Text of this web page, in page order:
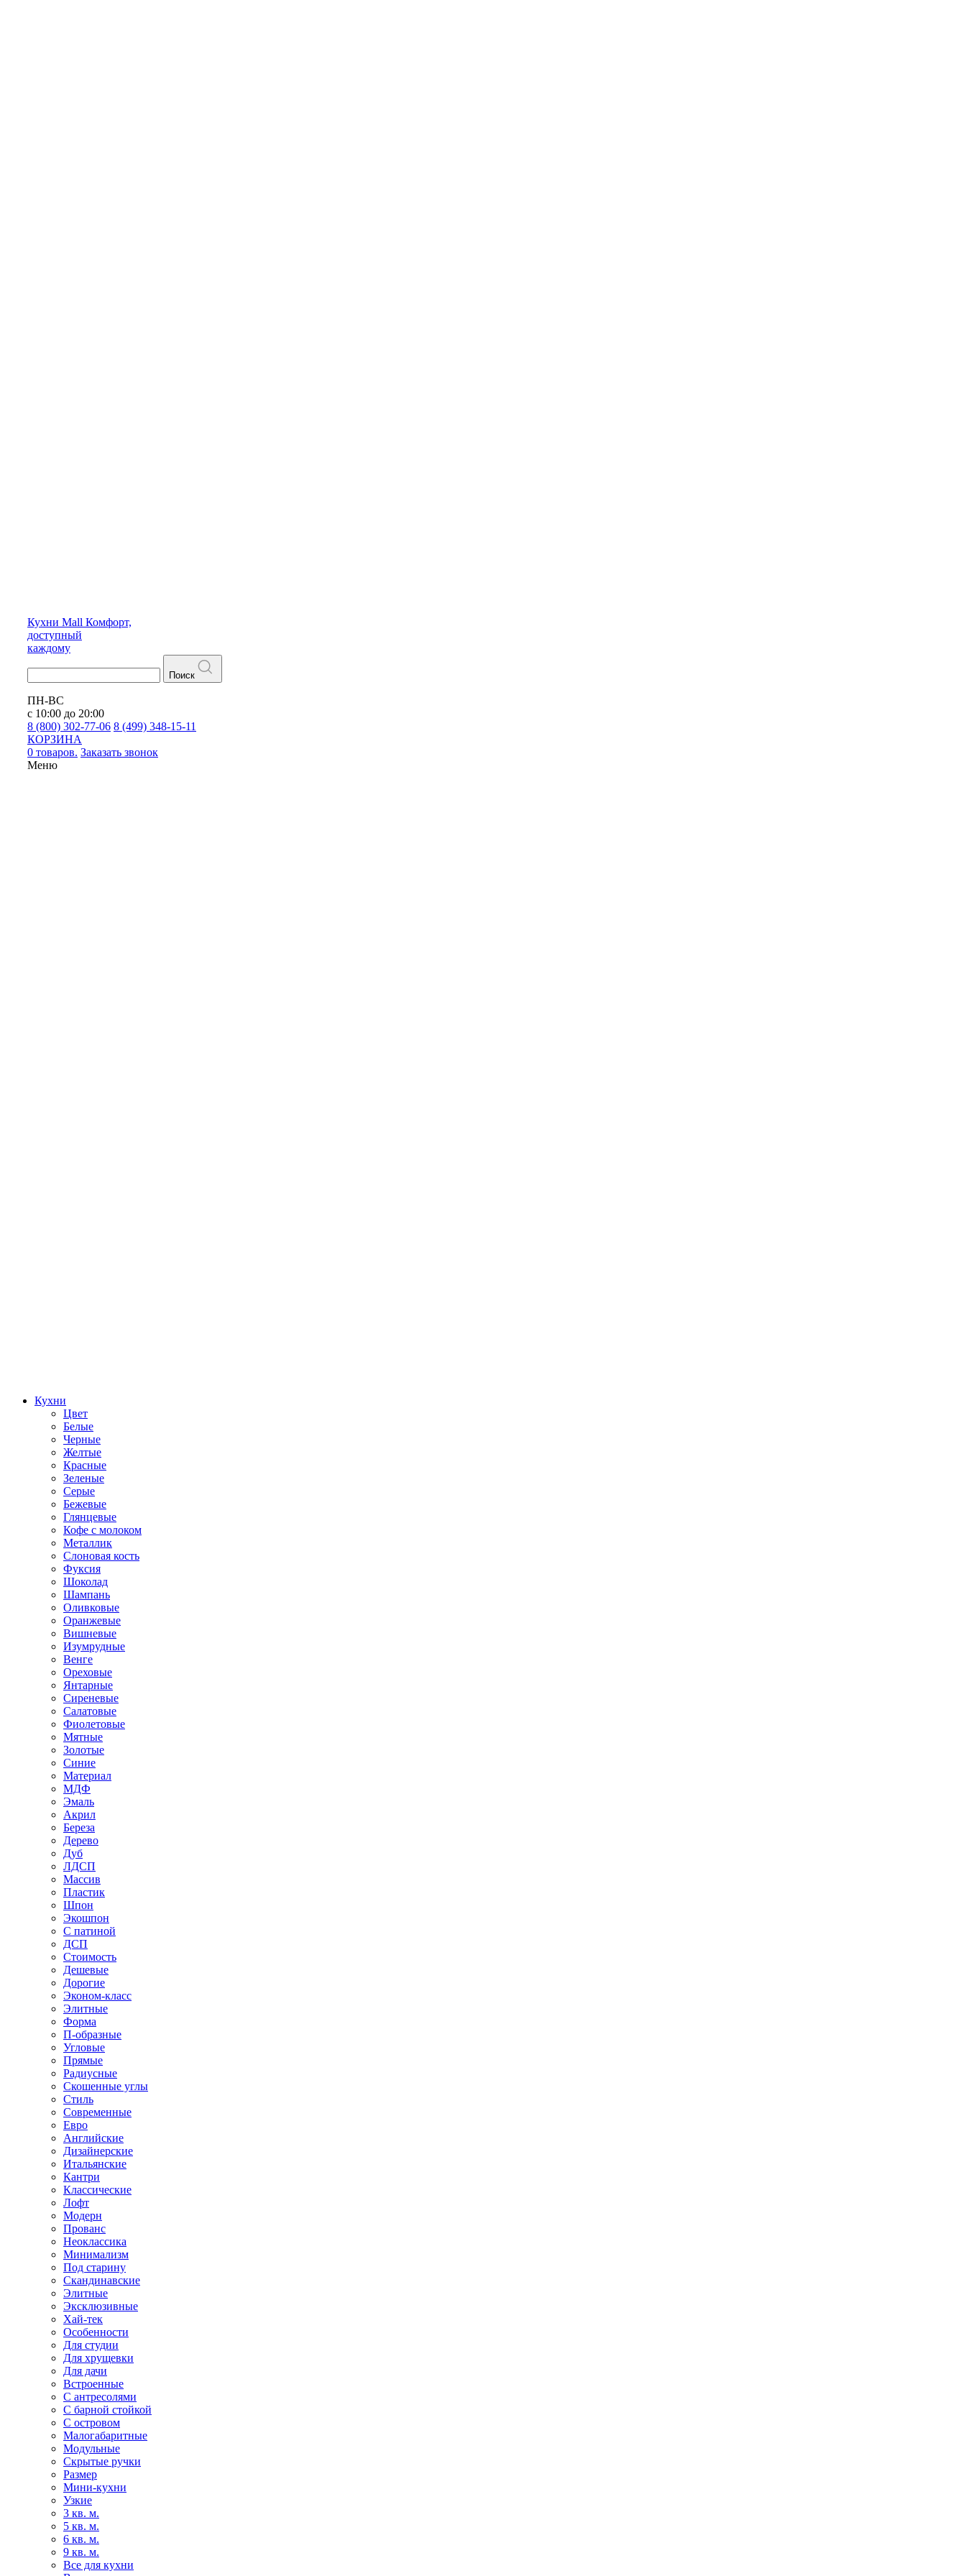
Кухни Mall Комфорт,
доступный
каждому
Поиск
ПН-ВС
с 10:00 до 20:00
8 (800) 302-77-06 8 (499) 348-15-11
КОРЗИНА
0 товаров. Заказать звонок
Меню
Кухни
Цвет
Белые
Черные
Желтые
Красные
Зеленые
Серые
Бежевые
Глянцевые
Кофе с молоком
Металлик
Слоновая кость
Фуксия
Шоколад
Шампань
Оливковые
Оранжевые
Вишневые
Изумрудные
Венге
Ореховые
Янтарные
Сиреневые
Салатовые
Фиолетовые
Мятные
Золотые
Синие
Материал
МДФ
Эмаль
Акрил
Береза
Дерево
Дуб
ЛДСП
Массив
Пластик
Шпон
Экошпон
С патиной
ДСП
Стоимость
Дешевые
Дорогие
Эконом-класс
Элитные
Форма
П-образные
Угловые
Прямые
Радиусные
Скошенные углы
Стиль
Современные
Евро
Английские
Дизайнерские
Итальянские
Кантри
Классические
Лофт
Модерн
Прованс
Неоклассика
Минимализм
Под старину
Скандинавские
Элитные
Эксклюзивные
Хай-тек
Особенности
Для студии
Для хрущевки
Для дачи
Встроенные
С антресолями
С барной стойкой
С островом
Малогабаритные
Модульные
Скрытые ручки
Размер
Мини-кухни
Узкие
3 кв. м.
5 кв. м.
6 кв. м.
9 кв. м.
Все для кухни